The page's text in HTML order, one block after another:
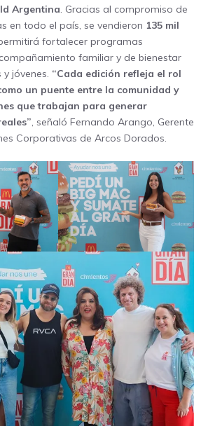
Argentina. Gracias al compromiso de
en todo el país, se vendieron 135 mil
fortalecer programas
familiar y de bienestar
jóvenes. “Cada edición refleja el rol
un puente entre la comunidad y
que trabajan para generar
, señaló Fernando Arango, Gerente
Corporativas de Arcos Dorados.